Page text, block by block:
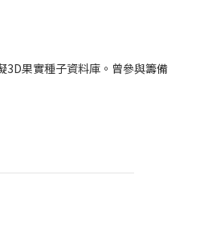
3D果實種子資料庫。曾參與籌備